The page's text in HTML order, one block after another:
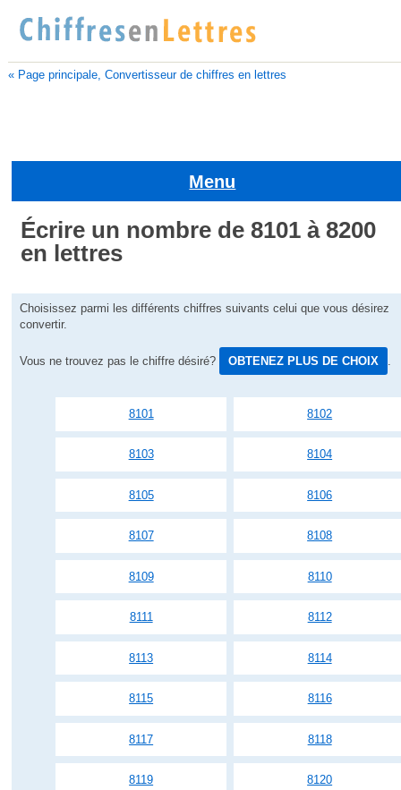
« Page principale, Convertisseur de chiffres en lettres
Menu
Écrire un nombre de 8101 à 8200
en lettres
Choisissez parmi les différents chiffres suivants celui que vous désirez
convertir.
Vous ne trouvez pas le chiffre désiré? OBTENEZ PLUS DE CHOIX
8101 8102
8103 8104
8105 8106
8107 8108
8109 8110
8111 8112
8113 8114
8115 8116
8117 8118
8119 8120